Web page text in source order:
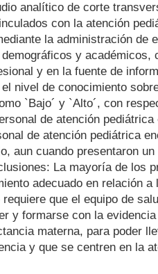
analítico de corte
con la atención
la administración de
y académicos,
y en la fuente de
nivel de conocimiento
`Bajo´ y `Alto´, con
de atención
de atención pediátrica
aun cuando presentaron
La mayoría de los
adecuado en relación
que el equipo de
y formarse con la
materna, para poder
y que se centren en la